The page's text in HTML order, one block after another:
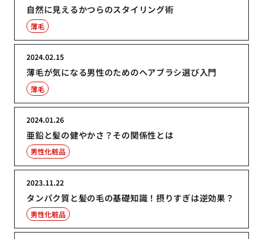
自然に見えるかつらのスタイリング術
薄毛
薄毛が気になる男性のためのヘアブラシ選び入門
2024.02.15
薄毛
亜鉛と髪の健やかさ？その関係性とは
2024.01.26
男性化粧品
タンパク質と髪の毛の基礎知識！摂りすぎは逆効果？
2023.11.22
男性化粧品